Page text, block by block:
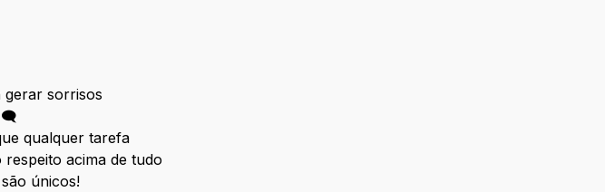
gerar sorrisos
🗨
qualquer tarefa
acima de tudo
únicos!